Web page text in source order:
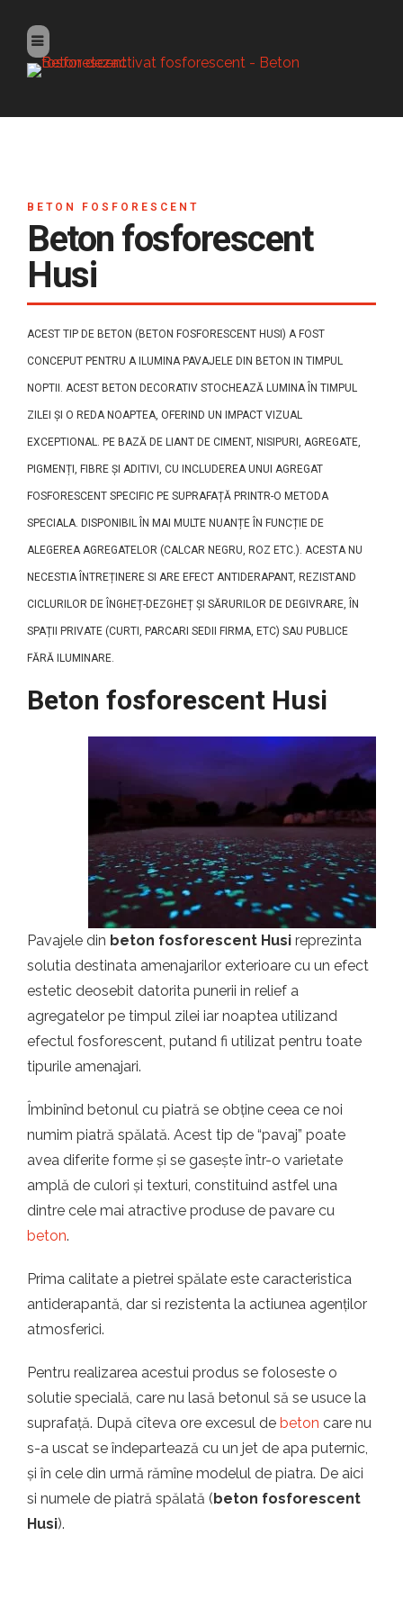
BETON FOSFORESCENT
Beton fosforescent
Husi
ACEST TIP DE BETON (BETON FOSFORESCENT HUSI) A FOST
CONCEPUT PENTRU A ILUMINA PAVAJELE DIN BETON IN TIMPUL
NOPTII. ACEST BETON DECORATIV STOCHEAZĂ LUMINA ÎN TIMPUL
ZILEI ȘI O REDA NOAPTEA, OFERIND UN IMPACT VIZUAL
EXCEPTIONAL. PE BAZĂ DE LIANT DE CIMENT, NISIPURI, AGREGATE,
PIGMENȚI, FIBRE ȘI ADITIVI, CU INCLUDEREA UNUI AGREGAT
FOSFORESCENT SPECIFIC PE SUPRAFAȚĂ PRINTR-O METODA
SPECIALA. DISPONIBIL ÎN MAI MULTE NUANȚE ÎN FUNCȚIE DE
ALEGEREA AGREGATELOR (CALCAR NEGRU, ROZ ETC.). ACESTA NU
NECESTIA ÎNTREȚINERE SI ARE EFECT ANTIDERAPANT, REZISTAND
CICLURILOR DE ÎNGHEȚ-DEZGHEȚ ȘI SĂRURILOR DE DEGIVRARE, ÎN
SPAȚII PRIVATE (CURTI, PARCARI SEDII FIRMA, ETC) SAU PUBLICE
FĂRĂ ILUMINARE.
Beton fosforescent Husi
Pavajele din beton fosforescent Husi reprezinta
solutia destinata amenajarilor exterioare cu un efect
estetic deosebit datorita punerii in relief a
agregatelor pe timpul zilei iar noaptea utilizand
efectul fosforescent, putand fi utilizat pentru toate
tipurile amenajari.
Îmbinînd betonul cu piatră se obține ceea ce noi
numim piatră spălată. Acest tip de “pavaj” poate
avea diferite forme și se gasește într-o varietate
amplă de culori și texturi, constituind astfel una
dintre cele mai atractive produse de pavare cu
beton.
Prima calitate a pietrei spălate este caracteristica
antiderapantă, dar si rezistenta la actiunea agenților
atmosferici.
Pentru realizarea acestui produs se foloseste o
solutie specială, care nu lasă betonul să se usuce la
suprafață. După cîteva ore excesul de beton care nu
s-a uscat se îndepartează cu un jet de apa puternic,
și în cele din urmă rămîne modelul de piatra. De aici
si numele de piatră spălată (beton fosforescent
Husi).